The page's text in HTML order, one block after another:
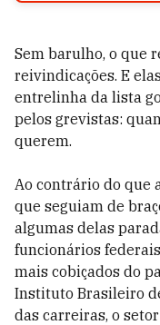
Sem barulho, o que
reivindicações. E
entrelinha da lista
pelos grevistas:
querem.
Ao contrário do que
que seguiam de
algumas delas
funcionários
mais cobiçados do
Instituto Brasileiro
das carreiras, o